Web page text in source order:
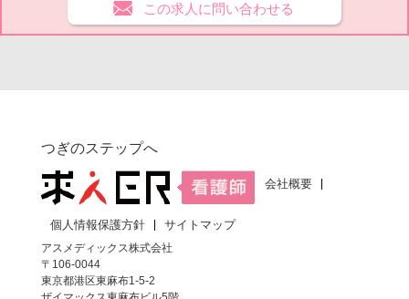
この求人に問い合わせる
つぎのステップへ
会社概要
個人情報保護方針
サイトマップ
アスメディックス株式会社
〒106-0044
東京都港区東麻布1-5-2